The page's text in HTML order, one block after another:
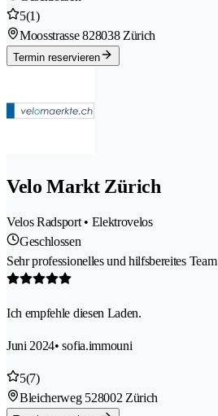
5(1)
Moosstrasse 828038 Zürich
Termin reservieren
Velo Markt Zürich
Velos Radsport • Elektrovelos
Geschlossen
Sehr professionelles und hilfsbereites Team
Ich empfehle diesen Laden.
Juni 2024• sofia.immouni
5(7)
Bleicherweg 528002 Zürich